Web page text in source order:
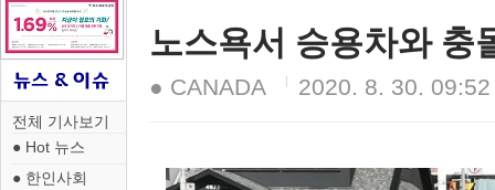
전체 기사보기
● Hot 뉴스
● 한인사회
노스욕서 승용차와 충
● CANADA 2020. 8. 30. 09:52